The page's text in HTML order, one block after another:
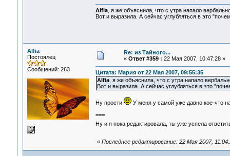
Alfia, я же объяснила, что с утра напало
Вот и выразила. А сейчас углубляться в это
Alfia
Постоялец
Сообщений: 263
Re: из Тайного...
« Ответ #359 : 22 Мая 2007, 10:47:28 »
Цитата: Мария от 22 Мая 2007, 09:55:35
Alfia, я же объяснила, что с утра напало
Вот и выразила. А сейчас углубляться в это
Ну прости
У меня у самой уже давно кое-что
===
Ну и я пока редактировала, ты уже успела
« Последнее редактирование: 22 Мая 2007,